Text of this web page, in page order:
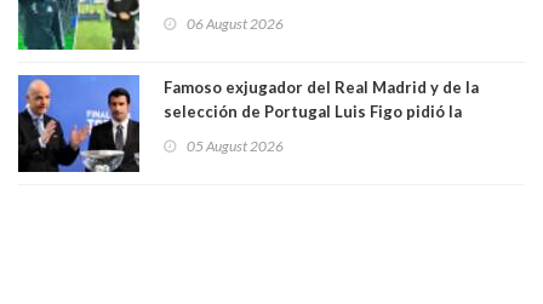
06 August 2026
Famoso exjugador del Real Madrid y de la
selección de Portugal Luis Figo pidió la
comportamiento más bajo y cobarde que he
05 August 2026